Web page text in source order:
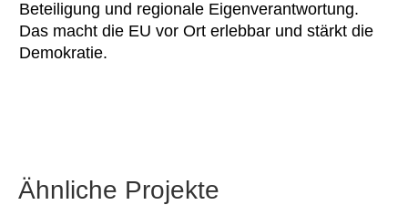
Beteiligung und regionale Eigenverantwortung.
Das macht die EU vor Ort erlebbar und stärkt die
Demokratie.
Ähnliche Projekte